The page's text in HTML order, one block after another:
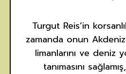
Turgut Reis’in
zamanda onun
limanlarını ve deniz
tanımasını